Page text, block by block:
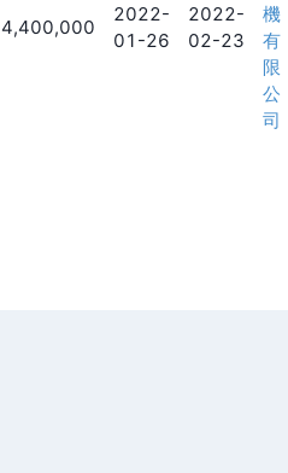
4,400,000
2022-
01-26
2022-
02-23
機
有
限
公
司